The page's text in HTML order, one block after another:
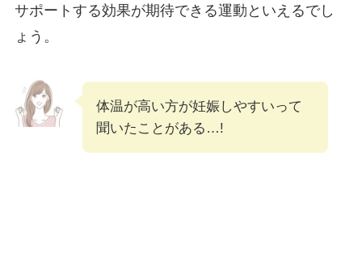
サポートする効果が期待できる運動といえるでし
ょう。
体温が高い方が妊娠しやすいって
聞いたことがある…!